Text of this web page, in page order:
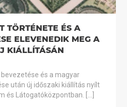
TÖRTÉNETE ÉS A
ELEVENEDIK MEG A
KIÁLLÍTÁSÁN
és a magyar
után új időszaki kiállítás nyílt
és Látogatóközpontban. […]